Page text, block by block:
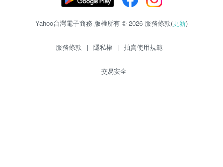
Yahoo台灣電子商務 版權所有 © 2026 服務條款(更新)
服務條款 | 隱私權 | 拍賣使用規範
交易安全